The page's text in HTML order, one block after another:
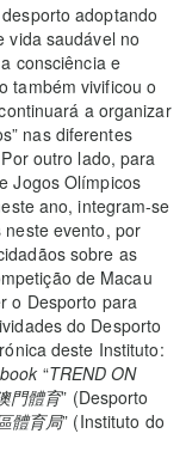
adoptando
vida saudável no
consciência e
também vivificou o
a organizar
nas diferentes
outro lado, para
Jogos Olímpicos
ano, integram-se
neste evento, por
sobre as
de Macau
o Desporto para
do Desporto
deste Instituto:
“TREND ON
門體育” (Desporto
體育局” (Instituto do